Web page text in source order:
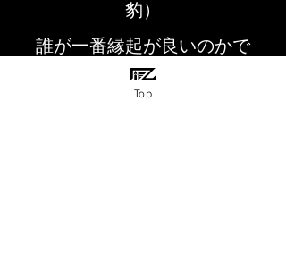
豹）
誰が一番縁起が良いのかで
争っています
Top